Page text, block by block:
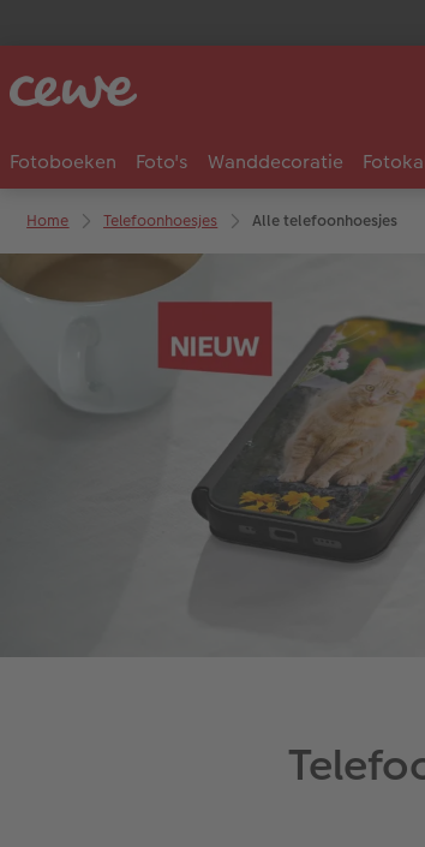
Fotoboeken Foto's Wanddecoratie
Home Telefoonhoesjes Alle telefoonhoesjes